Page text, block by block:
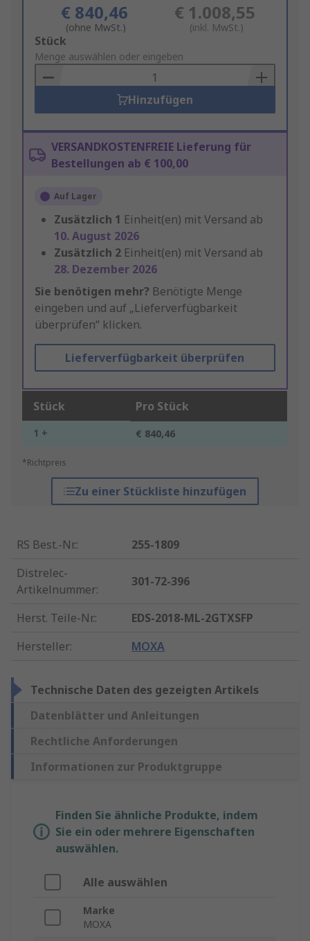
€ 840,46
(ohne MwSt.)
€ 1.008,55
(inkl. MwSt.)
Add
to
Basket
Stück
Menge auswählen oder eingeben
Hinzufügen
VERSANDKOSTENFREIE Lieferung für
Bestellungen ab € 100,00
Auf Lager
Zusätzlich 1 Einheit(en) mit Versand ab
10. August 2026
Zusätzlich 2 Einheit(en) mit Versand ab
28. Dezember 2026
Sie benötigen mehr? Benötigte Menge
eingeben und auf „Lieferverfügbarkeit
überprüfen“ klicken.
Lieferverfügbarkeit überprüfen
Stück Pro Stück
1 + € 840,46
*Richtpreis
Zu einer Stückliste hinzufügen
RS Best.-Nr.:
255-1809
Distrelec-
Artikelnummer:
301-72-396
Herst. Teile-Nr.:
EDS-2018-ML-2GTXSFP
Hersteller: MOXA
Technische Daten des gezeigten Artikels
Datenblätter und Anleitungen
Rechtliche Anforderungen
Informationen zur Produktgruppe
Finden Sie ähnliche Produkte, indem
Sie ein oder mehrere Eigenschaften
auswählen.
Alle auswählen
Marke
MOXA